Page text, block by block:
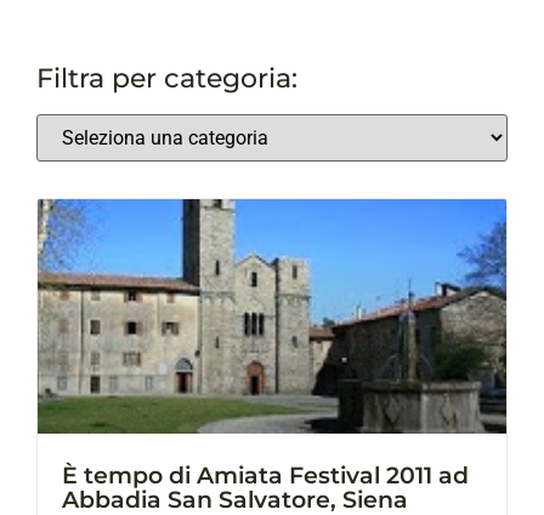
Filtra per categoria:
È tempo di Amiata Festival 2011 ad
Abbadia San Salvatore, Siena